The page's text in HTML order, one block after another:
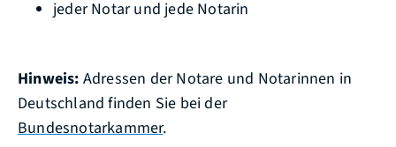
jeder Notar und jede Notarin
Hinweis: Adressen der Notare und Notarinnen in
Deutschland finden Sie bei der
Bundesnotarkammer.